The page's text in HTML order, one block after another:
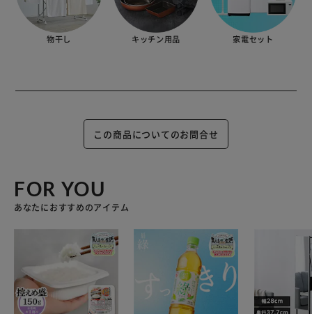
物干し キッチン用品 家電セット
この商品についてのお問合せ
FOR YOU
あなたにおすすめのアイテム